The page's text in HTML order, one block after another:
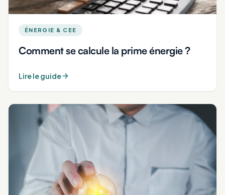
ÉNERGIE & CEE
Comment se calcule la prime énergie ?
Lire le guide